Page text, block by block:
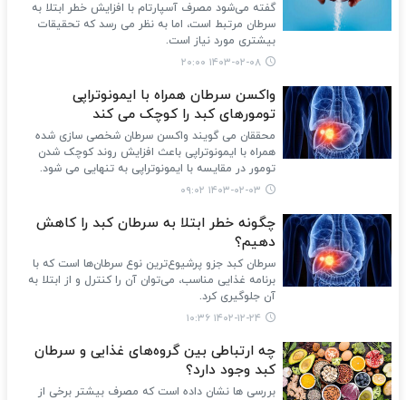
گفته می‌شود مصرف آسپارتام با افزایش خطر ابتلا به
سرطان مرتبط است، اما به نظر می رسد که تحقیقات
بیشتری مورد نیاز است.
۱۴۰۳-۰۲-۰۸ ۲۰:۰۰
واکسن سرطان همراه با ایمونوتراپی
تومورهای کبد را کوچک می کند
محققان می گویند واکسن سرطان شخصی سازی شده
همراه با ایمونوتراپی باعث افزایش روند کوچک شدن
تومور در مقایسه با ایمونوتراپی به تنهایی می شود.
۱۴۰۳-۰۲-۰۳ ۰۹:۰۲
چگونه خطر ابتلا به سرطان کبد را کاهش
دهیم؟
سرطان کبد جزو پرشیوع‌ترین نوع سرطان‌ها است که با
برنامه غذایی مناسب، می‌توان آن را کنترل و از ابتلا به
آن جلوگیری کرد.
۱۴۰۲-۱۲-۲۴ ۱۰:۳۶
چه ارتباطی بین گروه‌های غذایی و سرطان
کبد وجود دارد؟
بررسی ها نشان داده است که مصرف بیشتر برخی از